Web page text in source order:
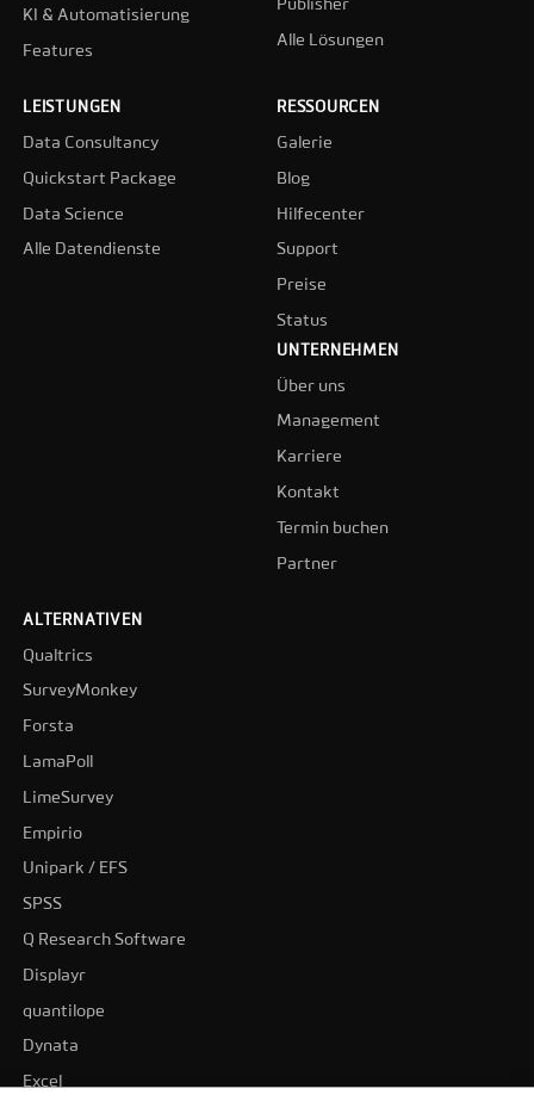
KI & Automatisierung
Features
Publisher
Alle Lösungen
LEISTUNGEN
Data Consultancy
Quickstart Package
Data Science
Alle Datendienste
RESSOURCEN
Galerie
Blog
Hilfecenter
Support
Preise
Status
UNTERNEHMEN
Über uns
Management
Karriere
Kontakt
Termin buchen
Partner
ALTERNATIVEN
Qualtrics
SurveyMonkey
Forsta
LamaPoll
LimeSurvey
Empirio
Unipark / EFS
SPSS
Q Research Software
Displayr
quantilope
Dynata
Excel